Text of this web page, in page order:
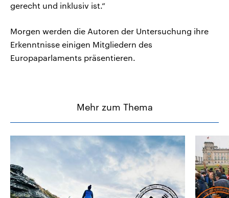
gerecht und inklusiv ist.“
Morgen werden die Autoren der Untersuchung ihre
Erkenntnisse einigen Mitgliedern des
Europaparlaments präsentieren.
Mehr zum Thema